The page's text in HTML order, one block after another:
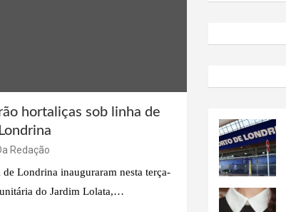
hortaliças sob linha de
Redação
Londrina inauguraram nesta terça-
do Jardim Lolata,…